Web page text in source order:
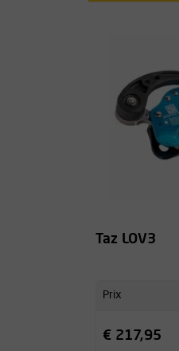
Taz LOV3
Prix
€ 217,95